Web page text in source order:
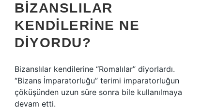
BIZANSLILAR
KENDILERINE NE
DIYORDU?
Bizanslılar kendilerine “Romalılar” diyorlardı.
“Bizans İmparatorluğu” terimi imparatorluğun
çöküşünden uzun süre sonra bile kullanılmaya
devam etti.